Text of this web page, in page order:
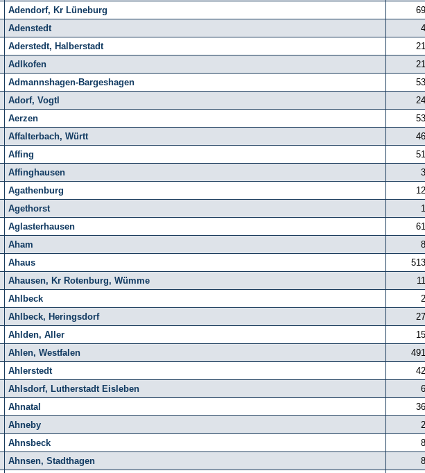
Adendorf, Kr Lüneburg
69
Adenstedt
4
Aderstedt, Halberstadt
21
Adlkofen
21
Admannshagen-Bargeshagen
53
Adorf, Vogtl
24
Aerzen
53
Affalterbach, Württ
46
Affing
51
Affinghausen
3
Agathenburg
12
Agethorst
1
Aglasterhausen
61
Aham
8
Ahaus
513
Ahausen, Kr Rotenburg, Wümme
11
Ahlbeck
2
Ahlbeck, Heringsdorf
27
Ahlden, Aller
15
Ahlen, Westfalen
491
Ahlerstedt
42
Ahlsdorf, Lutherstadt Eisleben
6
Ahnatal
36
Ahneby
2
Ahnsbeck
8
Ahnsen, Stadthagen
8